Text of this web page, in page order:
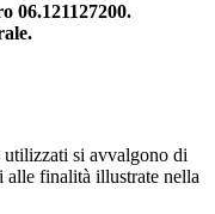
06.121127200.
utilizzati si avvalgono di
alle finalità illustrate nella